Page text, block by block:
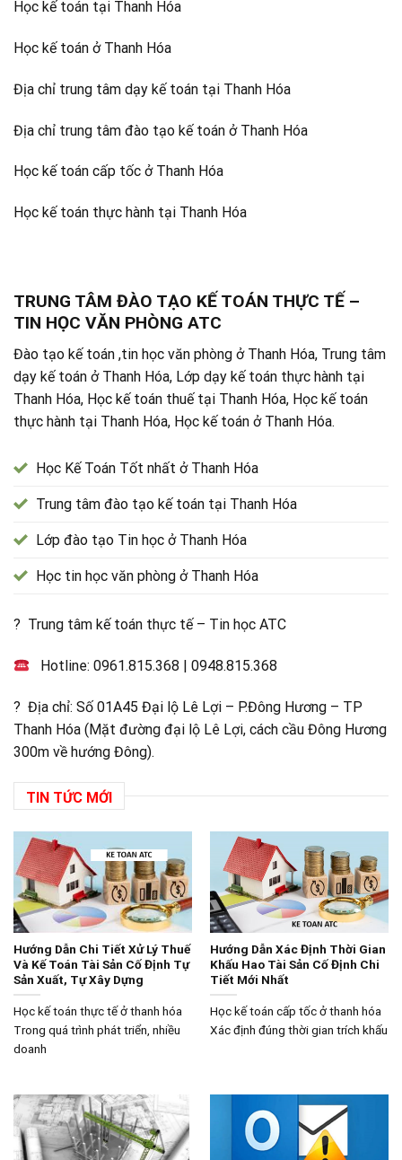
Học kế toán tại Thanh Hóa
Học kế toán ở Thanh Hóa
Địa chỉ trung tâm dạy kế toán tại Thanh Hóa
Địa chỉ trung tâm đào tạo kế toán ở Thanh Hóa
Học kế toán cấp tốc ở Thanh Hóa
Học kế toán thực hành tại Thanh Hóa
TRUNG TÂM ĐÀO TẠO KẾ TOÁN THỰC TẾ –
TIN HỌC VĂN PHÒNG ATC
Đào tạo kế toán ,tin học văn phòng ở Thanh Hóa, Trung tâm
dạy kế toán ở Thanh Hóa, Lớp dạy kế toán thực hành tại
Thanh Hóa, Học kế toán thuế tại Thanh Hóa, Học kế toán
thực hành tại Thanh Hóa, Học kế toán ở Thanh Hóa.
Học Kế Toán Tốt nhất ở Thanh Hóa
Trung tâm đào tạo kế toán tại Thanh Hóa
Lớp đào tạo Tin học ở Thanh Hóa
Học tin học văn phòng ở Thanh Hóa
? Trung tâm kế toán thực tế – Tin học ATC
Hotline:0961.815.368 |0948.815.368
? Địa chỉ: Số 01A45 Đại lộ Lê Lợi – P.Đông Hương – TP
Thanh Hóa (Mặt đường đại lộ Lê Lợi, cách cầu Đông Hương
300m về hướng Đông).
TIN TỨC MỚI
Hướng Dẫn Chi Tiết Xử Lý Thuế
Và Kế Toán Tài Sản Cố Định Tự
Sản Xuất, Tự Xây Dựng
Học kế toán thực tế ở thanh hóa
Trong quá trình phát triển, nhiều
doanh
Hướng Dẫn Xác Định Thời Gian
Khấu Hao Tài Sản Cố Định Chi
Tiết Mới Nhất
Học kế toán cấp tốc ở thanh hóa
Xác định đúng thời gian trích khấu